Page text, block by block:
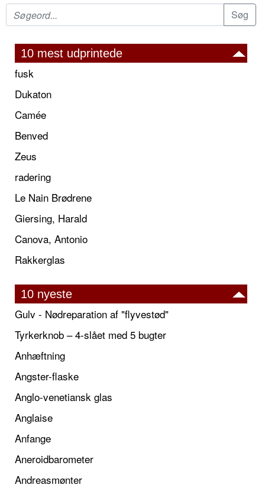
10 mest udprintede
fusk
Dukaton
Camée
Benved
Zeus
radering
Le Nain Brødrene
Giersing, Harald
Canova, Antonio
Rakkerglas
10 nyeste
Gulv - Nødreparation af "flyvestød"
Tyrkerknob – 4-slået med 5 bugter
Anhæftning
Angster-flaske
Anglo-venetiansk glas
Anglaise
Anfange
Aneroidbarometer
Andreasmønter